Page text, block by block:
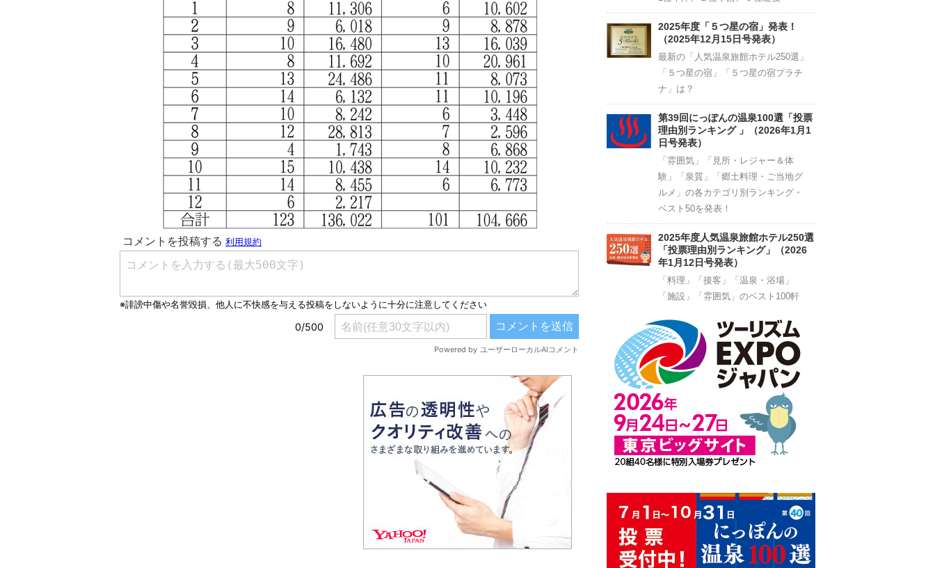
2025年度「５つ星の宿」発表！
（2025年12月15日号発表）
最新の「人気温泉旅館ホテル250選」
「５つ星の宿」「５つ星の宿プラチ
ナ」は？
第39回にっぽんの温泉100選「投票
理由別ランキング 」（2026年1月1
日号発表）
「雰囲気」「見所・レジャー＆体
験」「泉質」「郷土料理・ご当地グ
ルメ」の各カテゴリ別ランキング・
ベスト50を発表！
2025年度人気温泉旅館ホテル250選
「投票理由別ランキング」（2026
年1月12日号発表）
「料理」「接客」「温泉・浴場」
「施設」「雰囲気」のベスト100軒